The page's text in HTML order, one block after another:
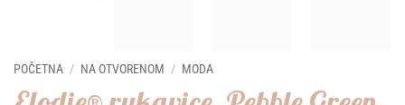
POČETNA / NA OTVORENOM / MODA